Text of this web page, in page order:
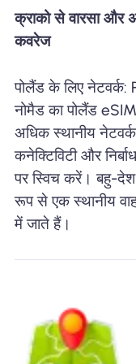
क्राको से वारसा और
कवरेज
पोलैंड के लिए
नोमैड का पोलैंड
अधिक स्थानीय
कनेक्टिविटी और
पर स्विच करें। बहु-
रूप से एक स्थानीय
में जाते हैं।